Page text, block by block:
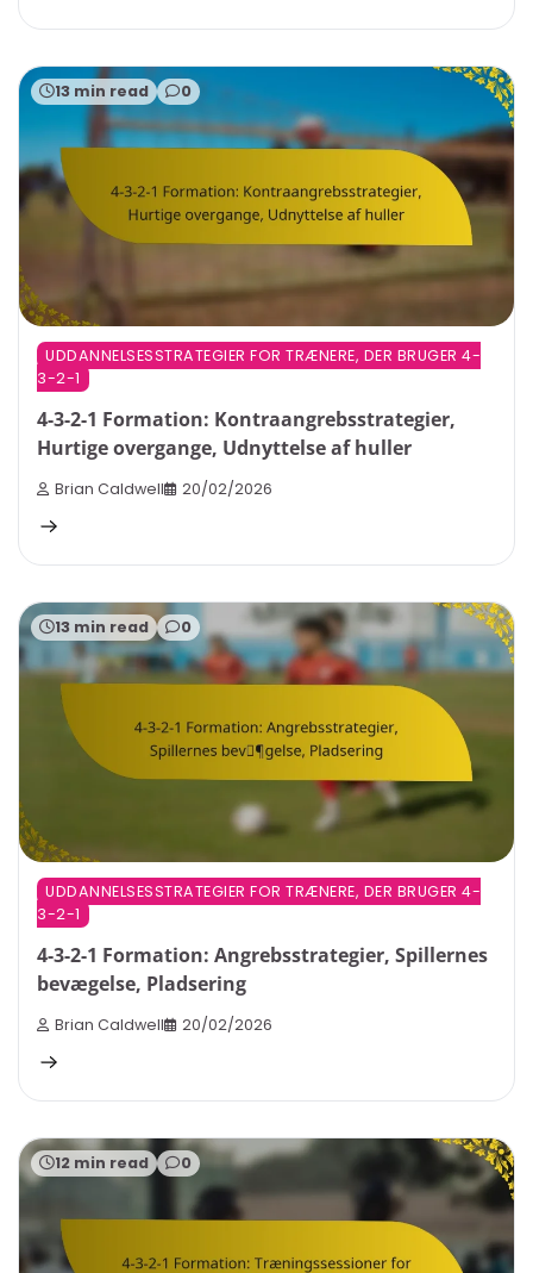
13 min read 0
UDDANNELSESSTRATEGIER FOR TRÆNERE, DER BRUGER 4-
3-2-1
4-3-2-1 Formation: Kontraangrebsstrategier,
Hurtige overgange, Udnyttelse af huller
Brian Caldwell 20/02/2026
13 min read 0
UDDANNELSESSTRATEGIER FOR TRÆNERE, DER BRUGER 4-
3-2-1
4-3-2-1 Formation: Angrebsstrategier, Spillernes
bevægelse, Pladsering
Brian Caldwell 20/02/2026
12 min read 0